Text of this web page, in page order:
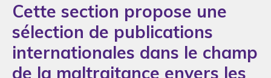
Cette section propose une
sélection de publications
internationales dans le champ
de la maltraitance envers les